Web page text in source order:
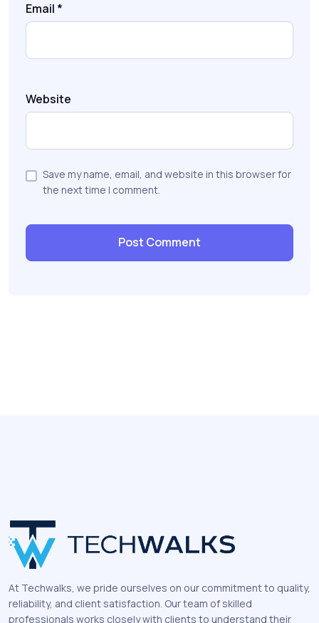
Email *
Website
Save my name, email, and website in this browser for
the next time I comment.
At Techwalks, we pride ourselves on our commitment to quality,
reliability, and client satisfaction. Our team of skilled
professionals works closely with clients to understand their